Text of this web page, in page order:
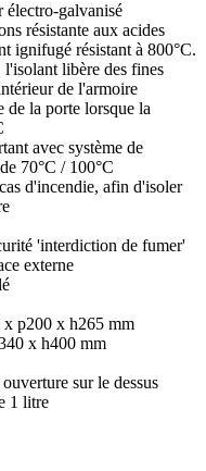
électro-galvanisé
résistante aux acides
ignifugé résistant à 800°C.
l'isolant libère des fines
de l'armoire
de la porte lorsque la
avec système de
70°C / 100°C
d'incendie, afin d'isoler
'interdiction de fumer'
externe
x p200 x h265 mm
x h400 mm
sur le dessus
1 litre